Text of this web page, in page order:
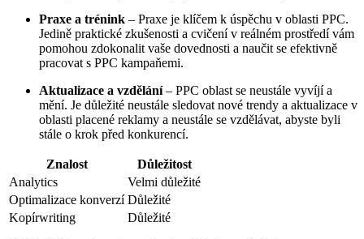
Praxe a trénink – Praxe je klíčem k úspěchu v oblasti PPC.
Jedině praktické zkušenosti a cvičení v reálném prostředí vám
pomohou zdokonalit vaše dovednosti a naučit se efektivně
pracovat s PPC kampaňemi.
Aktualizace a vzdělání– PPC oblast se neustále vyvíjí a
mění. Je důležité neustále sledovat nové trendy a aktualizace v
oblasti placené reklamy a neustále se vzdělávat, abyste byli
stále o krok před konkurencí.
Znalost
Důležitost
Analytics
Velmi důležité
Optimalizace konverzí Důležité
Kopírwriting
Důležité